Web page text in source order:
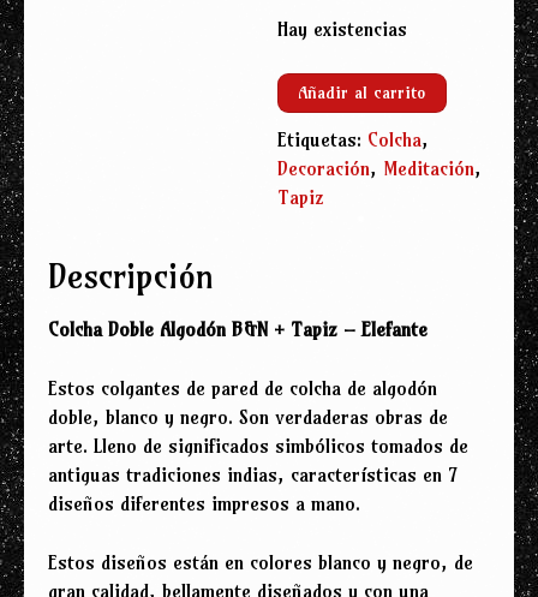
Hay existencias
Colcha
Doble
Algodón
B&N
+
cantidad
Añadir al carrito
Etiquetas: Colcha,
Decoración, Meditación,
Tapiz
Descripción
Colcha Doble Algodón B&N + Tapiz – Elefante
Estos colgantes de pared de colcha de algodón
doble, blanco y negro. Son verdaderas obras de
arte. Lleno de significados simbólicos tomados de
antiguas tradiciones indias, características en 7
diseños diferentes impresos a mano.
Estos diseños están en colores blanco y negro, de
gran calidad, bellamente diseñados y con una